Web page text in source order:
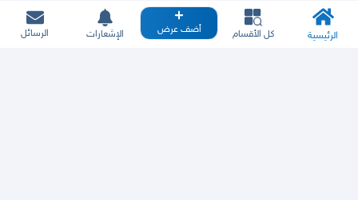
الرئيسية كل الأقسام أضف عرض الإشعارات الرسائل